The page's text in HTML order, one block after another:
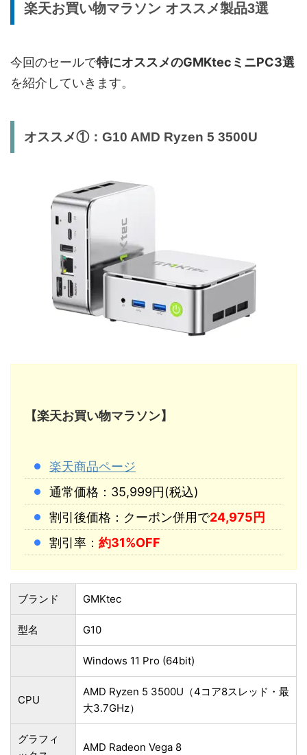
楽天お買い物マラソン オススメ製品3選
今回のセールで特にオススメのGMKtecミニPC3選
を紹介していきます。
オススメ①：G10 AMD Ryzen 5 3500U
【楽天お買い物マラソン】
楽天商品ページ
通常価格：35,999円(税込)
割引後価格：クーポン併用で24,975円
割引率： 約31%OFF
ブランド GMKtec
型名 G10
Windows 11 Pro (64bit)
CPU
AMD Ryzen 5 3500U（4コア8スレッド・最
大3.7GHz）
グラフィ
AMD Radeon Vega 8